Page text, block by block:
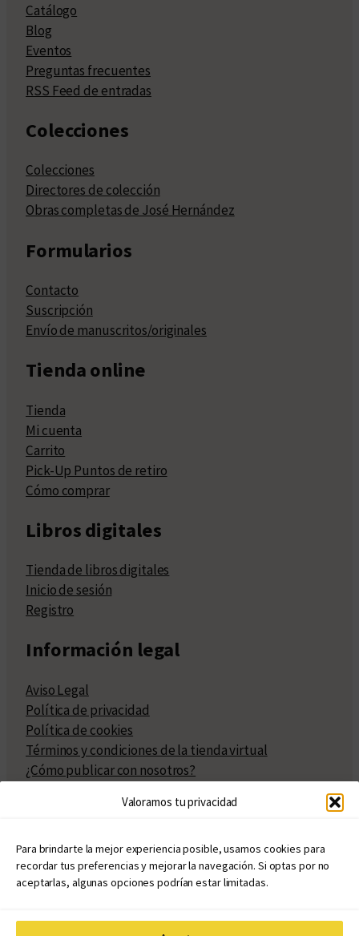
Valoramos tu privacidad
Para brindarte la mejor experiencia posible, usamos cookies para
recordar tus preferencias y mejorar la navegación. Si optas por no
aceptarlas, algunas opciones podrían estar limitadas.
Catálogo
Blog
Eventos
Preguntas frecuentes
RSS Feed de entradas
Colecciones
Colecciones
Directores de colección
Obras completas de José Hernández
Formularios
Contacto
Suscripción
Envío de manuscritos/originales
Tienda online
Tienda
Mi cuenta
Carrito
Pick-Up Puntos de retiro
Cómo comprar
Libros digitales
Tienda de libros digitales
Inicio de sesión
Registro
Información legal
Aviso Legal
Política de privacidad
Política de cookies
Términos y condiciones de la tienda virtual
¿Cómo publicar con nosotros?
Políticas de publicación
Políticas de coedición
Atribuciones